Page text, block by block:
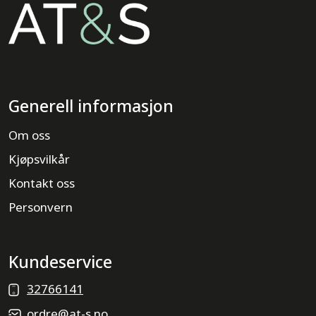
Generell informasjon
Om oss
Kjøpsvilkår
Kontakt oss
Personvern
Kundeservice
32766141